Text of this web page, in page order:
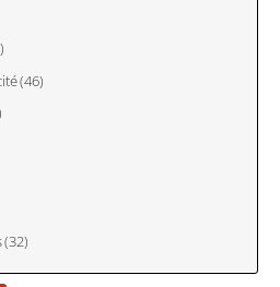
(46)
(32)